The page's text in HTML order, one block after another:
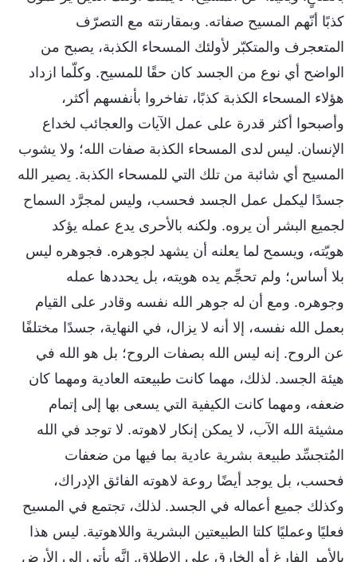
كذبًا أنّهم المسيح صفاته. وبمقارنته مع التصرّف
المتعجرف والمتكبّر لأولئك المسحاء الكذبة، يصبح من
الواضح أي نوع من الجسد كان حقًا للمسيح. وكلّما ازداد
هؤلاء المسحاء الكذبة كذبًا، تفاخروا بأنفسهم أكثر،
وأصبحوا أكثر قدرة على عمل الآيات والعجائب لخداع
الإنسان. ليس لدى المسحاء الكذبة صفات الله؛ ولا يشوب
المسيح أي شائبة من تلك التي للمسحاء الكذبة. يصير الله
جسدًا ليكمل عمل الجسد فحسب، وليس لمجرَّد السماح
لجميع البشر أن يروه. ولكنه بالأحرى يدع عمله يؤكد
هويّته، ويسمح لما يعلنه أن يشهد لجوهره. فجوهره ليس
بلا أساس؛ ولم تحجِّم يده هويته، بل يحددها عمله
وجوهره. ومع أن له جوهر الله نفسه وقادر على القيام
بعمل الله نفسه، إلا أنه لا يزال، في النهاية، جسدًا مختلفًا
عن الروح. إنه ليس الله بصفات الروح؛ بل هو الله في
هيئة الجسد. لذلك، مهما كانت طبيعته العادية ومهما كان
ضعفه، ومهما كانت الكيفية التي يسعى بها إلى إتمام
مشيئة الله الآب، لا يمكن إنكار لاهوته. لا توجد في الله
المُتجسِّد طبيعة بشرية عادية بما فيها من ضعفات
فحسب، بل يوجد أيضًا روعة لاهوته الفائق الإدراك،
وكذلك جميع أعماله في الجسد. لذلك، تجتمع في المسيح
فعليًا وعمليًا كلتا الطبيعتين البشرية واللاهوتية. ليس هذا
بالأمر الفارغ أو الخارق على الإطلاق. إنَّه يأتي إلى الأرض